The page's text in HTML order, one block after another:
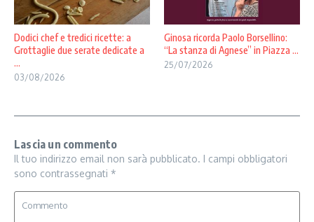
Dodici chef e tredici ricette: a
Grottaglie due serate dedicate a
...
03/08/2026
Ginosa ricorda Paolo Borsellino:
“La stanza di Agnese” in Piazza ...
25/07/2026
Lascia un commento
Il tuo indirizzo email non sarà pubblicato.
I campi obbligatori
sono contrassegnati *